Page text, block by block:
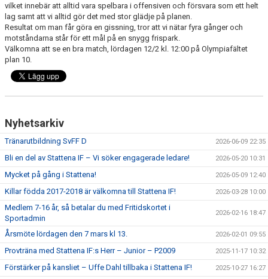
vilket innebär att alltid vara spelbara i offensiven och försvara som ett helt
lag samt att vi alltid gör det med stor glädje på planen.
Resultat om man får göra en gissning, tror att vi nätar fyra gånger och
motståndarna står för ett mål på en snygg frispark.
Välkomna att se en bra match, lördagen 12/2 kl. 12:00 på Olympiafältet
plan 10.
Nyhetsarkiv
Tränarutbildning SvFF D 2026-06-09 22:35
Bli en del av Stattena IF – Vi söker engagerade ledare! 2026-05-20 10:31
Mycket på gång i Stattena! 2026-05-09 12:40
Killar födda 2017-2018 är välkomna till Stattena IF! 2026-03-28 10:00
Medlem 7-16 år, så betalar du med Fritidskortet i
Sportadmin
2026-02-16 18:47
Årsmöte lördagen den 7 mars kl 13. 2026-02-01 09:55
Provträna med Stattena IF:s Herr – Junior – P2009 2025-11-17 10:32
Förstärker på kansliet – Uffe Dahl tillbaka i Stattena IF! 2025-10-27 16:27